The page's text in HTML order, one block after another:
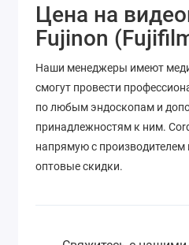
Цена на
Fujinon
Наши менеджеры имеют
смогут провести
по любым эндоскопам и
принадлежностям к ним.
напрямую с
оптовые скидки.